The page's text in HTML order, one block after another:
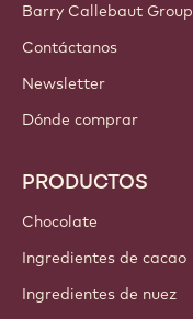
Barry Callebaut Group
Contáctanos
Newsletter
Dónde comprar
PRODUCTOS
Chocolate
Ingredientes de cacao
Ingredientes de nuez